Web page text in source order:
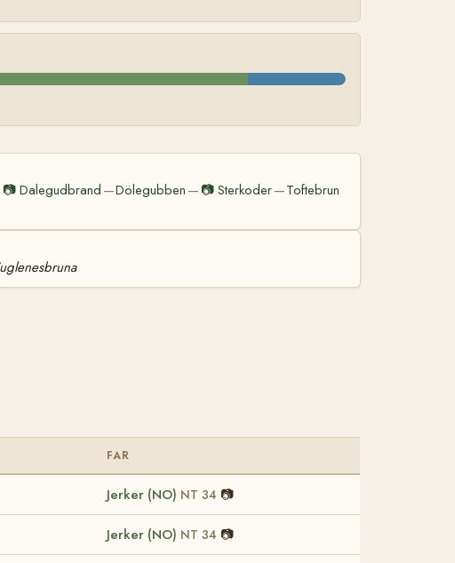
📷Dalegudbrand —Dölegubben — 📷Sterkoder—Toftebrun
FAR
Jerker (NO) NT 34 📷
Jerker (NO) NT 34 📷